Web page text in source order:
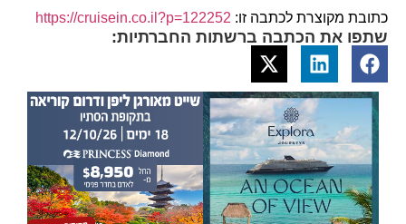
כתובת מקוצרת לכתבה זו: https://cruisein.co.il?p=122252
שתפו את הכתבה ברשתות החברתיות: